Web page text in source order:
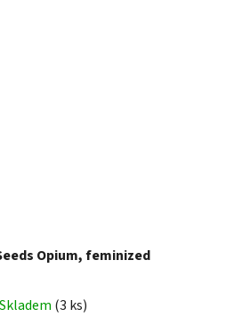
Opium, feminized
Skladem (3 ks)